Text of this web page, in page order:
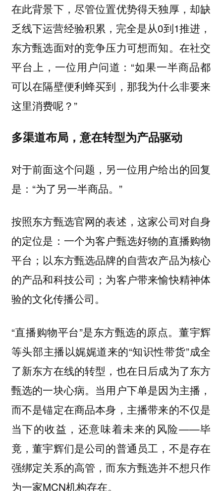
在此背景下，尽管位置优势得天独厚，却缺
乏线下运营经验积累，完全是从0到1推进，
东方甄选面对的竞争压力可想而知。在社交
平台上，一位用户问道：“如果一半商品都
可以在隔壁便利蜂买到，那我为什么非要来
这里消费呢？”
多渠道布局，意在转型为产品驱动
对于前面这个问题，另一位用户给出的回复
是：“为了另一半商品。”
按照东方甄选官网的表述，这家公司对自身
的定位是：一个为客户甄选好物的直播购物
平台；以东方甄选品牌的自营农产品为核心
的产品和科技公司；为客户带来愉快精神体
验的文化传播公司。
“直播购物平台”是东方甄选的原点。董宇辉
等头部主播以娓娓道来的“知识性带货”成全
了新东方在线的转型，也在日后成为了东方
甄选的一块心病。当用户下单是因为主播，
而不是锚定在商品本身，主播带来的不仅是
当下的收益，还意味着未来的风险——毕
竟，董宇辉们是公司的普通员工，不是存在
强绑定关系的高管，而东方甄选并不想只作
为一家MCN机构存在。